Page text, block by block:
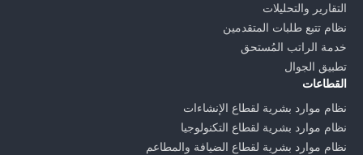
التقارير والتحليلات
نظام تتبع طلبات المتقدمين
خدمة الراتب المُستحق
تطبيق الجوال
القطاعات
نظام موارد بشرية لقطاع الإنشاءات
نظام موارد بشرية لقطاع التكنولوجيا
نظام موارد بشرية لقطاع الضيافة والمطاعم